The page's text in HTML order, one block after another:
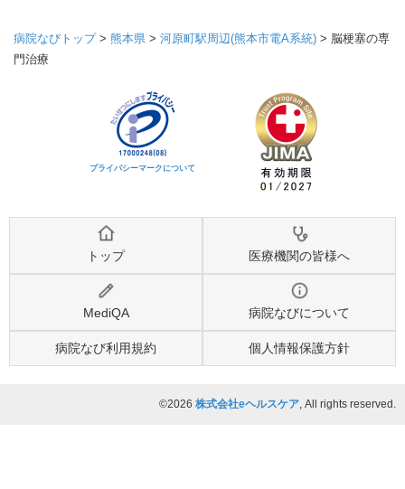
病院なびトップ> 熊本県 > 河原町駅周辺(熊本市電A系統) > 脳梗塞の専
門治療
プライバシーマークについて
トップ 医療機関の皆様へ
MediQA 病院なびについて
病院なび利用規約 個人情報保護方針
©2026 株式会社eヘルスケア, All rights reserved.